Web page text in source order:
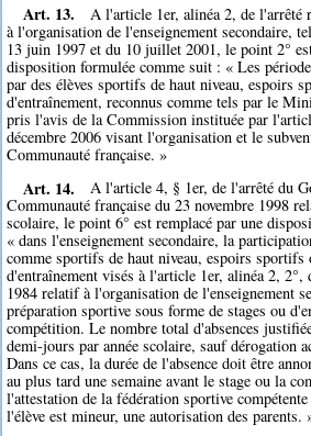
Art. 13.
A l'article 1er, alinéa 2, de
à l'organisation de l'enseignement secondaire,
13 juin 1997 et du 10 juillet 2001, le point 2°
disposition formulée comme suit : « Les
par des élèves sportifs de haut niveau, espoirs
d'entraînement, reconnus comme tels par le
pris l'avis de la Commission instituée par
décembre 2006 visant l'organisation et le
Communauté française. »
Art. 14.
A l'article 4, § 1er, de l'arrêté du
Communauté française du 23 novembre 1998
scolaire, le point 6° est remplacé par une
« dans l'enseignement secondaire, la
comme sportifs de haut niveau, espoirs sportifs
d'entraînement visés à l'article 1er, alinéa 2,
1984 relatif à l'organisation de l'enseignement
préparation sportive sous forme de stages ou
compétition. Le nombre total d'absences
demi-jours par année scolaire, sauf dérogation
Dans ce cas, la durée de l'absence doit être
au plus tard une semaine avant le stage ou la
l'attestation de la fédération sportive
l'élève est mineur, une autorisation des parents.